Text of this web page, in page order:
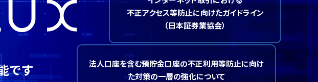
です
不正アクセス等防止に向けたガイドライン
（日本証券業協会）
法人口座を含む預貯金口座の不正利用等防止に向け
た対策の一層の強化について